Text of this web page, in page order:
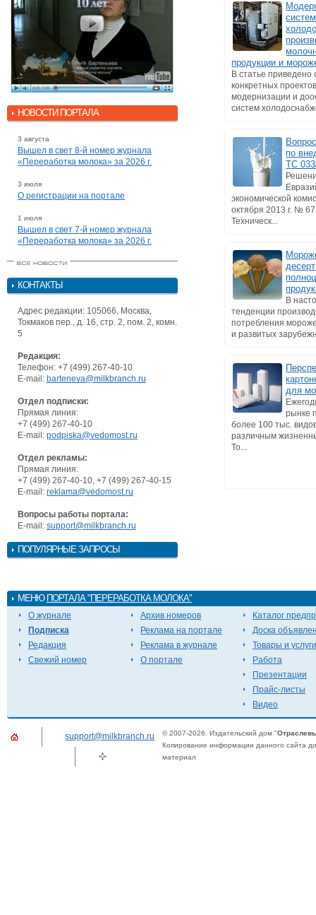
НОВОСТИ ПОРТАЛА
3 августа
Вышел в свет 8-й номер журнала
«Переработка молока» за 2026 г.
3 июля
О регистрации на портале
1 июля
Вышел в свет 7-й номер журнала
«Переработка молока» за 2026 г.
КОНТАКТЫ
Адрес редакции: 105066, Москва,
Токмаков пер., д. 16, стр. 2, пом. 2, комн.
5
Редакция:
Телефон: +7 (499) 267-40-10
E-mail: barteneva@milkbranch.ru
Отдел подписки:
Прямая линия:
+7 (499) 267-40-10
E-mail: podpiska@vedomost.ru
Отдел рекламы:
Прямая линия:
+7 (499) 267-40-10, +7 (499) 267-40-15
E-mail: reklama@vedomost.ru
Вопросы работы портала:
E-mail: support@milkbranch.ru
ПОПУЛЯРНЫЕ ЗАПРОСЫ
систем
продукции и
В статье приведено
конкретных
модернизации и
систем
по
ТС
экономической
октября 2013 г. №
Техническ...
В
тенденции
потребления
и развитых
для
рынке
более 100 тыс.
различным
То...
МЕНЮ ПОРТАЛА "ПЕРЕРАБОТКА МОЛОКА"
О журнале
Подписка
Редакция
Свежий номер
Архив номеров
Реклама на портале
Реклама в журнале
О портале
Каталог
Доска
Товары и услуги
Работа
Презентации
Прайс-листы
Видео
support@milkbranch.ru © 2007-2026. Издательский дом "
Копирование информации данного сайта
материал